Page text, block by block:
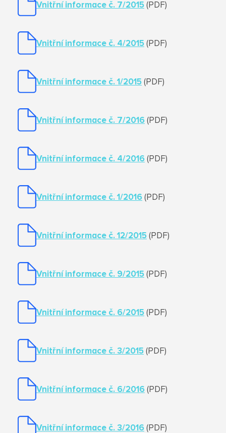
Vnitřní informace č. 7/2015 (PDF)
Vnitřní informace č. 4/2015 (PDF)
Vnitřní informace č. 1/2015 (PDF)
Vnitřní informace č. 7/2016 (PDF)
Vnitřní informace č. 4/2016 (PDF)
Vnitřní informace č. 1/2016 (PDF)
Vnitřní informace č. 12/2015 (PDF)
Vnitřní informace č. 9/2015 (PDF)
Vnitřní informace č. 6/2015 (PDF)
Vnitřní informace č. 3/2015 (PDF)
Vnitřní informace č. 6/2016 (PDF)
Vnitřní informace č. 3/2016 (PDF)